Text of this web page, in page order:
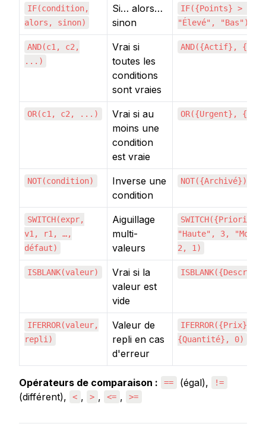
IF(condition,
alors, sinon)
Si… alors…
sinon
IF({Points} > 10,
"Élevé", "Bas")
AND(c1, c2,
...)
Vrai si
toutes les
conditions
sont vraies
AND({Actif},
OR(c1, c2, ...)
Vrai si au
moins une
condition
est vraie
OR({Urgent},
NOT(condition)
Inverse une
condition
NOT({Archivé})
SWITCH(expr,
v1, r1, …,
défaut)
Aiguillage
multi-
valeurs
SWITCH({Priorité},
"Haute", 3,
2, 1)
ISBLANK(valeur)
Vrai si la
valeur est
vide
IFERROR(valeur,
repli)
Valeur de
repli en cas
d'erreur
IFERROR({Prix} /
{Quantité}, 0)
Opérateurs de comparaison : == (égal), !=
(différent), < , > , <= , >=